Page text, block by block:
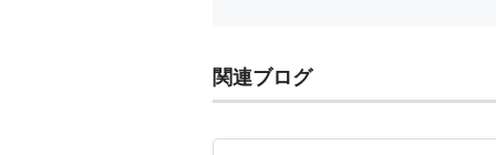
関連ブログ